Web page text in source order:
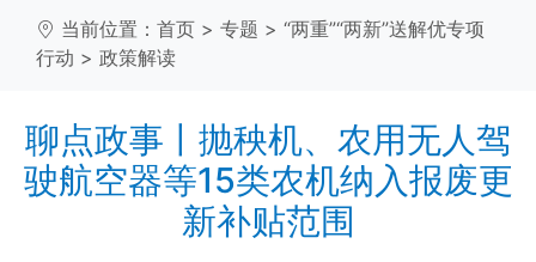
当前位置： 首页 > 专题 > “两重”“两新”送解优专项
行动 > 政策解读
聊点政事丨抛秧机、农用无人驾
驶航空器等15类农机纳入报废更
新补贴范围